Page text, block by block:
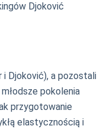
Djoković
Djoković), a pozostali
pokolenia
przygotowanie
elastycznością i